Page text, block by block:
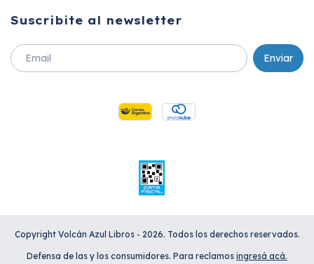
Suscribite al newsletter
Copyright Volcán Azul Libros - 2026. Todos los derechos reservados.
Defensa de las y los consumidores. Para reclamos ingresá acá.